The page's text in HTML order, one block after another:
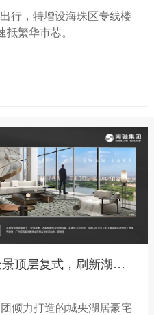
行，特增设海珠区专线楼
抵繁华市芯。
南驰·都湖国际|约410㎡全景顶层复式，刷新湖居豪宅新高度
倾力打造的城央湖居豪宅